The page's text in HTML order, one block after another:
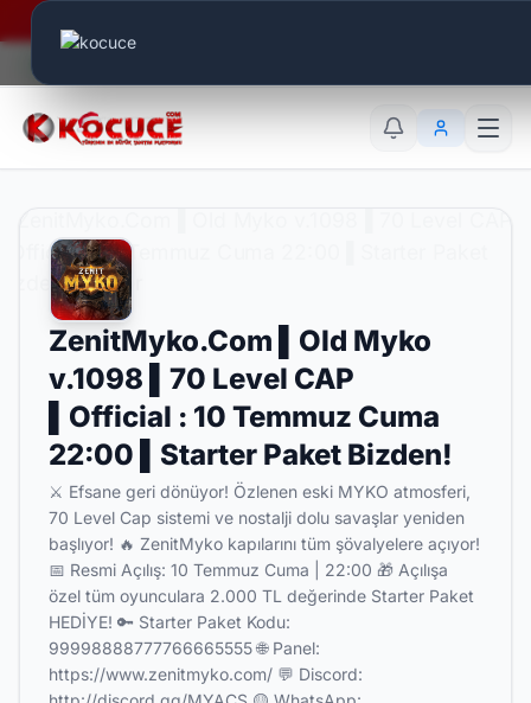
ZenitMyko.Com ▌Old Myko
v.1098 ▌70 Level CAP
▌Official : 10 Temmuz Cuma
22:00 ▌Starter Paket Bizden!
⚔️ Efsane geri dönüyor! Özlenen eski MYKO atmosferi,
70 Level Cap sistemi ve nostalji dolu savaşlar yeniden
başlıyor! 🔥 ZenitMyko kapılarını tüm şövalyelere açıyor!
📅 Resmi Açılış: 10 Temmuz Cuma | 22:00 🎁 Açılışa
özel tüm oyunculara 2.000 TL değerinde Starter Paket
HEDİYE! 🔑 Starter Paket Kodu:
99998888777766665555 🌐 Panel:
https://www.zenitmyko.com/ 💬 Discord: